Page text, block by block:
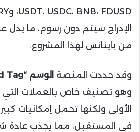
الإدراج سيتم دون رسوم، ما يدل
من باينانس لهذا المشروع.
وقد حددت المنصة الوسم “Seed Tag”
وهو تصنيف خاص بالعملات التي
الأولى ولكنها تحمل إمكانيات
في المستقبل، مما يجذب عادة